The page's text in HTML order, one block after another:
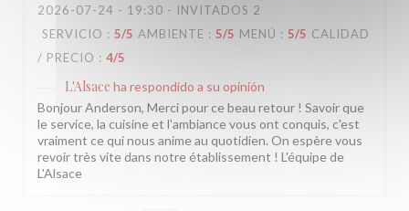
2026-07-24 - 19:30 - INVITADOS 2
SERVICIO : 5/5 AMBIENTE : 5/5 MENÚ : 5/5 CALIDAD
/ PRECIO : 4/5
L'Alsace ha respondido a su opinión
Bonjour Anderson, Merci pour ce beau retour ! Savoir que
le service, la cuisine et l'ambiance vous ont conquis, c'est
vraiment ce qui nous anime au quotidien. On espère vous
revoir très vite dans notre établissement ! L'équipe de
L'Alsace